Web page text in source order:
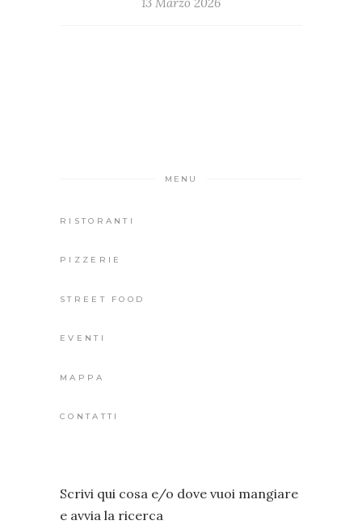
13 Marzo 2026
MENU
RISTORANTI
PIZZERIE
STREET FOOD
EVENTI
MAPPA
CONTATTI
Scrivi qui cosa e/o dove vuoi mangiare
e avvia la ricerca